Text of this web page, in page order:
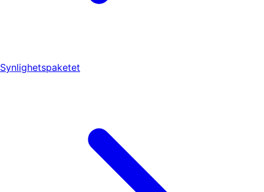
Synlighetspaketet